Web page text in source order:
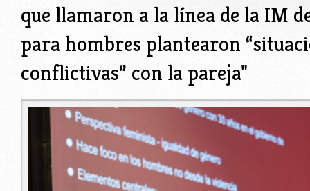
que llamaron a la línea de la IM
para hombres plantearon
conflictivas” con la pareja"
nestor_y_solana_la_diaria.jpg